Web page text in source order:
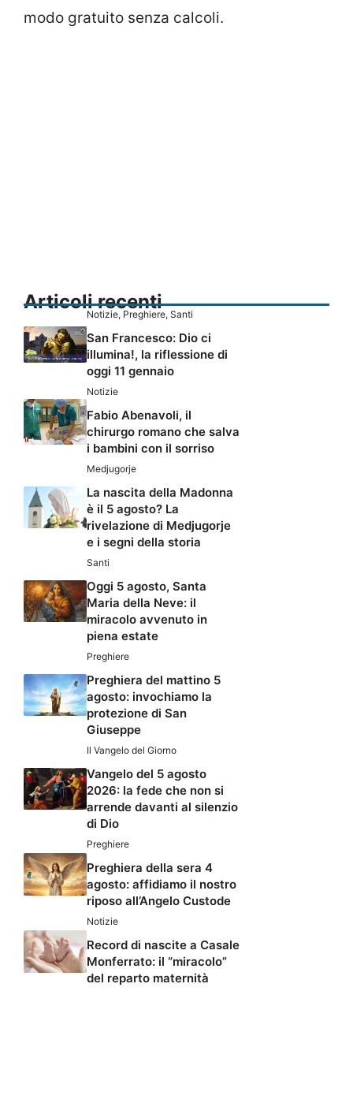
modo gratuito senza calcoli.
Articoli recenti
Notizie, Preghiere, Santi
San Francesco: Dio ci
illumina!, la riflessione di
oggi 11 gennaio
Notizie
Fabio Abenavoli, il
chirurgo romano che salva
i bambini con il sorriso
Medjugorje
La nascita della Madonna
è il 5 agosto? La
rivelazione di Medjugorje
e i segni della storia
Santi
Oggi 5 agosto, Santa
Maria della Neve: il
miracolo avvenuto in
piena estate
Preghiere
Preghiera del mattino 5
agosto: invochiamo la
protezione di San
Giuseppe
Il Vangelo del Giorno
Vangelo del 5 agosto
2026: la fede che non si
arrende davanti al silenzio
di Dio
Preghiere
Preghiera della sera 4
agosto: affidiamo il nostro
riposo all’Angelo Custode
Notizie
Record di nascite a Casale
Monferrato: il “miracolo”
del reparto maternità